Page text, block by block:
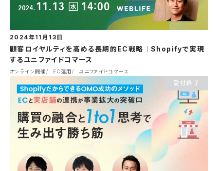
2024年11月13日
顧客ロイヤルティを高める長期的EC戦略｜Shopifyで実現
するユニファイドコマース
オンライン開催 EC運用 ユニファイドコマース
受付終了